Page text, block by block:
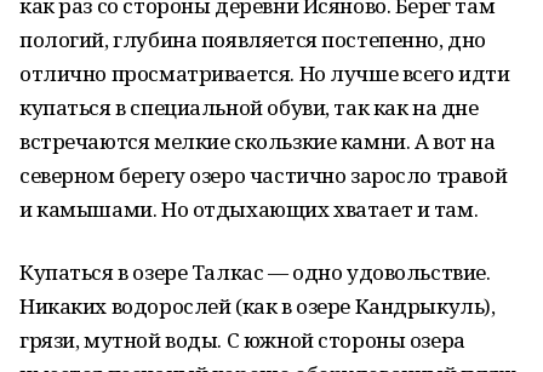
пологий, глубина появляется постепенно, дно
отлично просматривается. Но лучше всего идти
купаться в специальной обуви, так как на дне
встречаются мелкие скользкие камни. А вот на
северном берегу озеро частично заросло травой
и камышами. Но отдыхающих хватает и там.
Купаться в озере Талкас — одно удовольствие.
Никаких водорослей (как в озере Кандрыкуль),
грязи, мутной воды. С южной стороны озера